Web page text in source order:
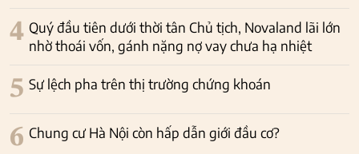
4 Quý đầu tiên dưới thời tân Chủ tịch, Novaland lãi lớn
nhờ thoái vốn, gánh nặng nợ vay chưa hạ nhiệt
5 Sự lệch pha trên thị trường chứng khoán
6 Chung cư Hà Nội còn hấp dẫn giới đầu cơ?